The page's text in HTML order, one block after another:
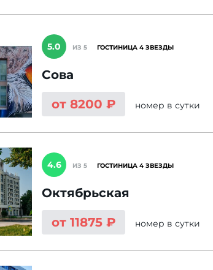
5.0 ИЗ 5 ГОСТИНИЦА 4 ЗВЕЗДЫ
Сова
от 8200 ₽
номер в сутки
4.6 ИЗ 5 ГОСТИНИЦА 4 ЗВЕЗДЫ
Октябрьская
от 11875 ₽
номер в сутки